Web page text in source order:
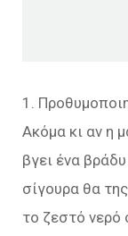
1.
Ακόμα κι αν η
βγει ένα
σίγουρα θα
το ζεστό νερό